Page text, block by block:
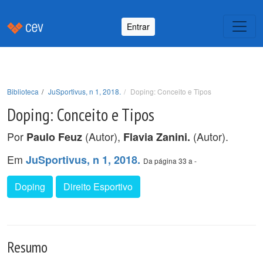
Entrar
Biblioteca JuSportivus, n 1, 2018. Doping: Conceito e Tipos
Doping: Conceito e Tipos
Por Paulo Feuz (Autor), Flavia Zanini. (Autor).
Em JuSportivus, n 1, 2018. Da página 33 a -
Doping Direito Esportivo
Resumo